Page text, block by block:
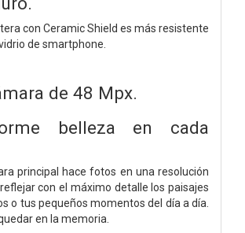
con Ceramic Shield es más resistente
de smartphone.
de 48 Mpx.
belleza en cada
principal hace fotos en una resolución
con el máximo detalle los paisajes
o tus pequeños momentos del día a día.
en la memoria.